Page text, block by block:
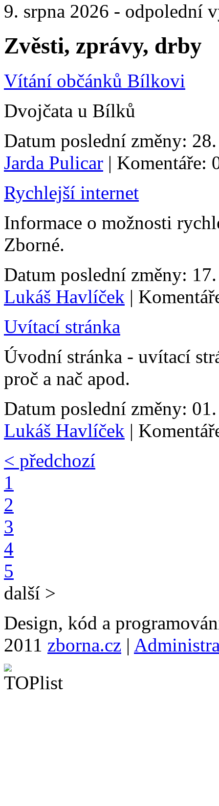
9. srpna 2026 - odpolední
Zvěsti, zprávy, drby
Vítání občánků Bílkovi
Dvojčata u Bílků
Datum poslední změny:
Jarda Pulicar | Komentáře:
Rychlejší internet
Informace o možnosti
Zborné.
Datum poslední změny:
Lukáš Havlíček |
Uvítací stránka
Úvodní stránka - uvítací
proč a nač apod.
Datum poslední změny:
Lukáš Havlíček |
< předchozí
1
2
3
4
5
další >
Design, kód a
2011 zborna.cz |